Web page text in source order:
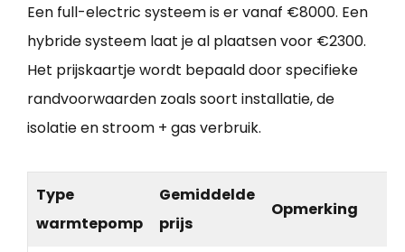
Een full-electric systeem is er vanaf €8000. Een
hybride systeem laat je al plaatsen voor €2300.
Het prijskaartje wordt bepaald door specifieke
randvoorwaarden zoals soort installatie, de
isolatie en stroom + gas verbruik.
Type
warmtepomp
Gemiddelde
prijs
Opmerking